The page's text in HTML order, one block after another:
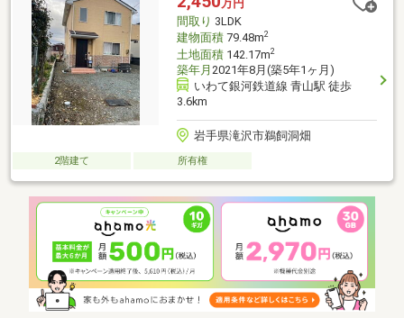
除工事施工後5年間保証【周辺施設】・ビックハウス アイスアリ
ーナ前店様400ｍ（
万円
間取り 3LDK
建物面積79.48m2
土地面積142.17m2
築年月 2021年8月(築5年1ヶ月)
いわて銀河鉄道線 青山駅 徒歩
3.6km
岩手県滝沢市鵜飼洞畑
2階建て 所有権